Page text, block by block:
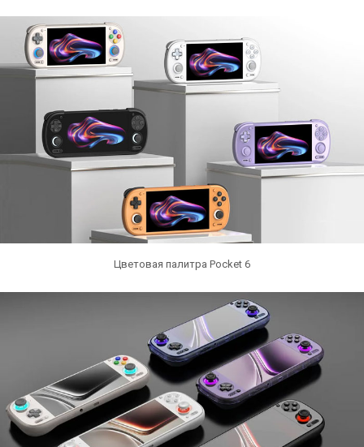
Цветовая палитра Pocket 6